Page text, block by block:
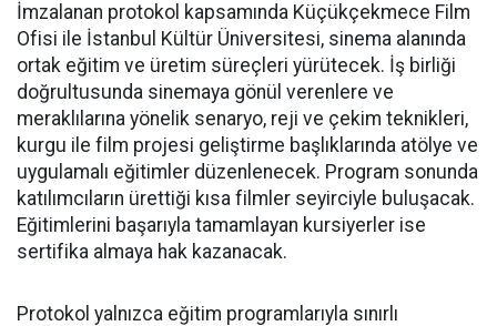
İmzalanan protokol kapsamında Küçükçekmece Film
Ofisi ile İstanbul Kültür Üniversitesi, sinema alanında
ortak eğitim ve üretim süreçleri yürütecek. İş birliği
doğrultusunda sinemaya gönül verenlere ve
meraklılarına yönelik senaryo, reji ve çekim teknikleri,
kurgu ile film projesi geliştirme başlıklarında atölye ve
uygulamalı eğitimler düzenlenecek. Program sonunda
katılımcıların ürettiği kısa filmler seyirciyle buluşacak.
Eğitimlerini başarıyla tamamlayan kursiyerler ise
sertifika almaya hak kazanacak.
Protokol yalnızca eğitim programlarıyla sınırlı